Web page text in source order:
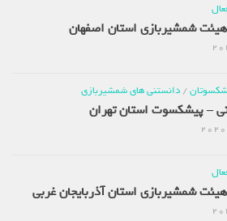
هیئت شمشیربازی استان اصفهان
/ دانستنی های شمشیربازی
– پیشکسوت استان تهران
هیئت شمشیربازی استان آذربایجان غربی